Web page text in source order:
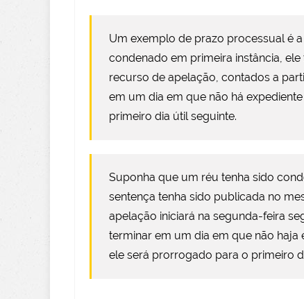
Um exemplo de prazo processual é
condenado em primeira instância,
recurso de apelação, contados a
em um dia em que não há
primeiro dia útil seguinte.
Suponha que um réu tenha sido
sentença tenha sido publicada no
apelação iniciará na segunda-feira
terminar em um dia em que não
ele será prorrogado para o primeiro